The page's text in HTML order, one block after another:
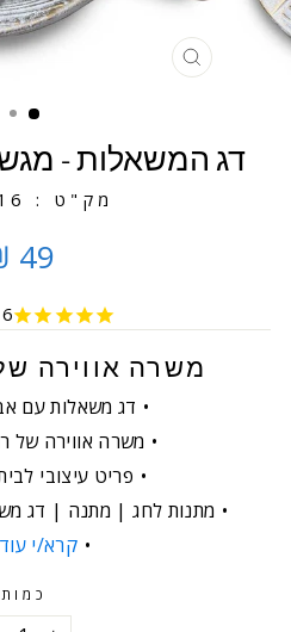
דג המשאלות -
מק"ט : GA5216
49 ₪
6
משרה אווירה
דג משאלות עם
משרה אווירה של
פריט עיצובי
מתנות לחג | מתנה | דג
קרא/י
כמות
סגירה